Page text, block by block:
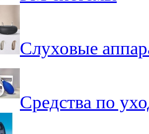
Слуховые
Средства по